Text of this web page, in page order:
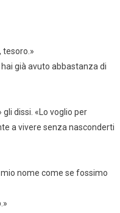
tesoro.»
già avuto abbastanza di
dissi. «Lo voglio per
a vivere senza nasconderti
mio nome come se fossimo